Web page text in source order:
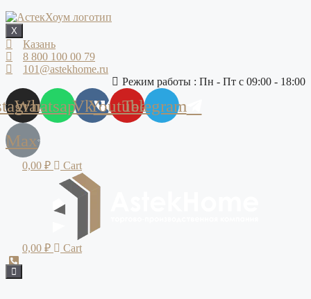
X
Казань
8 800 100 00 79
101@astekhome.ru
Режим работы : Пн - Пт с 09:00 - 18:00
Whatsapp
VkYoutubeTelegram
Max
0,00 ₽ Cart
0,00 ₽ Cart